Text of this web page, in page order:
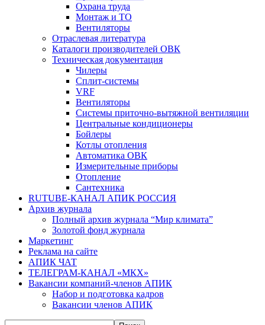
Охрана труда
Монтаж и ТО
Вентиляторы
Отраслевая литература
Каталоги производителей ОВК
Техническая документация
Чилеры
Сплит-системы
VRF
Вентиляторы
Системы приточно-вытяжной вентиляции
Центральные кондиционеры
Бойлеры
Котлы отопления
Автоматика ОВК
Измерительные приборы
Отопление
Сантехника
RUTUBE-КАНАЛ АПИК РОССИЯ
Архив журнала
Полный архив журнала “Мир климата”
Золотой фонд журнала
Маркетинг
Реклама на сайте
АПИК ЧАТ
ТЕЛЕГРАМ-КАНАЛ «МКХ»
Вакансии компаний-членов АПИК
Набор и подготовка кадров
Вакансии членов АПИК